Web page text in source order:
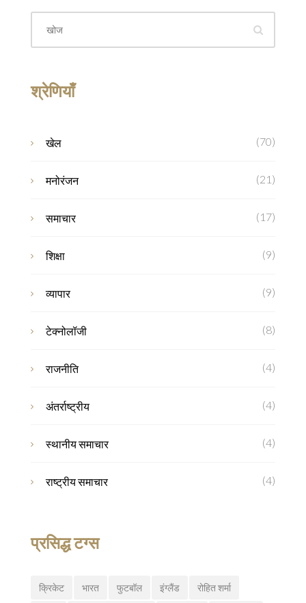
श्रेणियाँ
खेल (70)
मनोरंजन (21)
समाचार (17)
शिक्षा (9)
व्यापार (9)
टेक्नोलॉजी (8)
राजनीति (4)
अंतर्राष्ट्रीय (4)
स्थानीय समाचार (4)
राष्ट्रीय समाचार (4)
प्रसिद्ध टग्स
क्रिकेट भारत फुटबॉल इंग्लैंड रोहित शर्मा